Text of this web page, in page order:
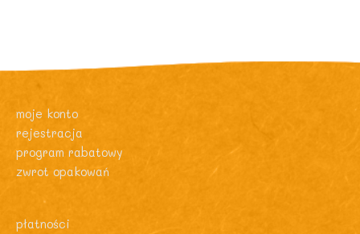
moje konto
rejestracja
program rabatowy
zwrot opakowań
płatności